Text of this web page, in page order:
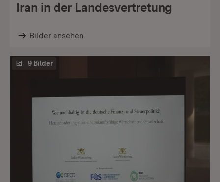
Iran in der Landesvertretung
Bilder ansehen
9 Bilder